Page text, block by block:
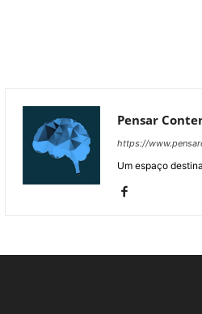
Pensar
https://
Um espaço